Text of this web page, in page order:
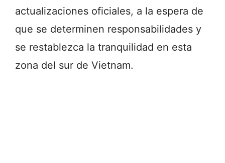
actualizaciones oficiales, a la espera de
que se determinen responsabilidades y
se restablezca la tranquilidad en esta
zona del sur de Vietnam.